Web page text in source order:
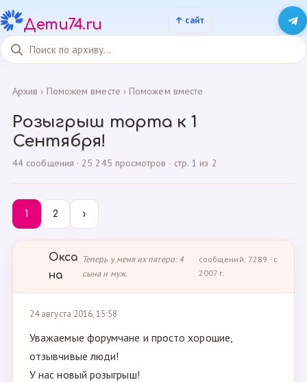
Дети74.ru
Архив › Поможем вместе › Поможем вместе
Розыгрыш торта к 1
Сентября!
44 сообщения · 25 245 просмотров · стр. 1 из 2
1 2 ›
Окса
на
Теперь у меня их пятеро: 4
сына и муж.
сообщений: 7289 · с
2007 г.
24 августа 2016, 15:58
Уважаемые форумчане и просто хорошие,
отзывчивые люди!
У нас новый розыгрыш!